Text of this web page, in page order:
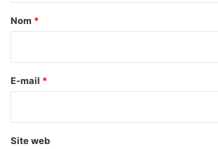
a
e
Nom *
E-mail *
Site web